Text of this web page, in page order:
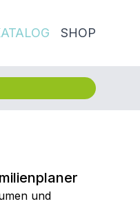
SHOP
und